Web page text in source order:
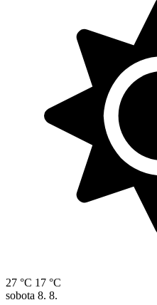
27 °C 17 °C
sobota 8. 8.